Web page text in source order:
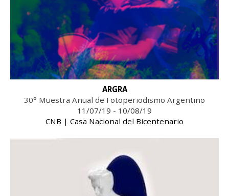
ARGRA
30° Muestra Anual de Fotoperiodismo Argentino
11/07/19 - 10/08/19
CNB | Casa Nacional del Bicentenario